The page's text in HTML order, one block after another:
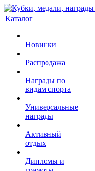
Каталог
Новинки
Распродажа
Награды по
видам спорта
Универсальные
награды
Активный
отдых
Дипломы и